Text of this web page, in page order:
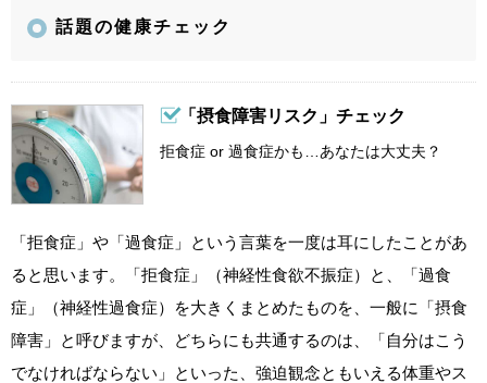
話題の健康チェック
「摂食障害リスク」チェック
拒食症 or 過食症かも…あなたは大丈夫？
「拒食症」や「過食症」という言葉を一度は耳にしたことがあ
ると思います。「拒食症」（神経性食欲不振症）と、「過食
症」（神経性過食症）を大きくまとめたものを、一般に「摂食
障害」と呼びますが、どちらにも共通するのは、「自分はこう
でなければならない」といった、強迫観念ともいえる体重やス